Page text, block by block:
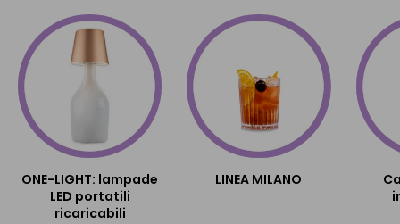
ONE-LIGHT: lampade
LED portatili
ricaricabili
LINEA MILANO